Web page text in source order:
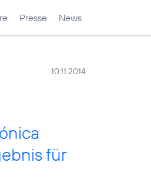
Presse News
10.11.2014
für